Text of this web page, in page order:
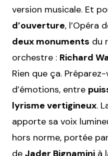
version musicale. Et
d’ouverture, l’Opéra
deux monuments du
orchestre : Richard
Rien que ça.
d’émotions, entre
lyrisme vertigineux.
apporte sa voix
hors norme, portée
de Jader Bignamini à